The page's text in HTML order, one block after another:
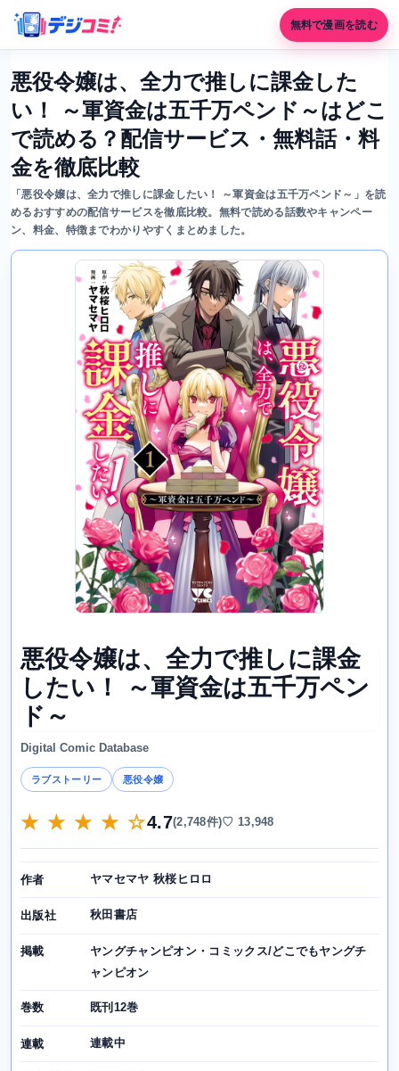
無料で漫画を読む
悪役令嬢は、全力で推しに課金した
い！ ～軍資金は五千万ペンド～はどこ
で読める？配信サービス・無料話・料
金を徹底比較
「悪役令嬢は、全力で推しに課金したい！ ～軍資金は五千万ペンド～」を読
めるおすすめの配信サービスを徹底比較。無料で読める話数やキャンペー
ン、料金、特徴までわかりやすくまとめました。
悪役令嬢は、全力で推しに課金
したい！ ～軍資金は五千万ペン
ド～
Digital Comic Database
ラブストーリー 悪役令嬢
★ ★ ★ ★ ☆4.7(2,748件)♡ 13,948
作者 ヤマセマヤ 秋桜ヒロロ
出版社 秋田書店
掲載
ヤングチャンピオン・コミックス/どこでもヤングチ
ャンピオン
巻数 既刊12巻
連載 連載中